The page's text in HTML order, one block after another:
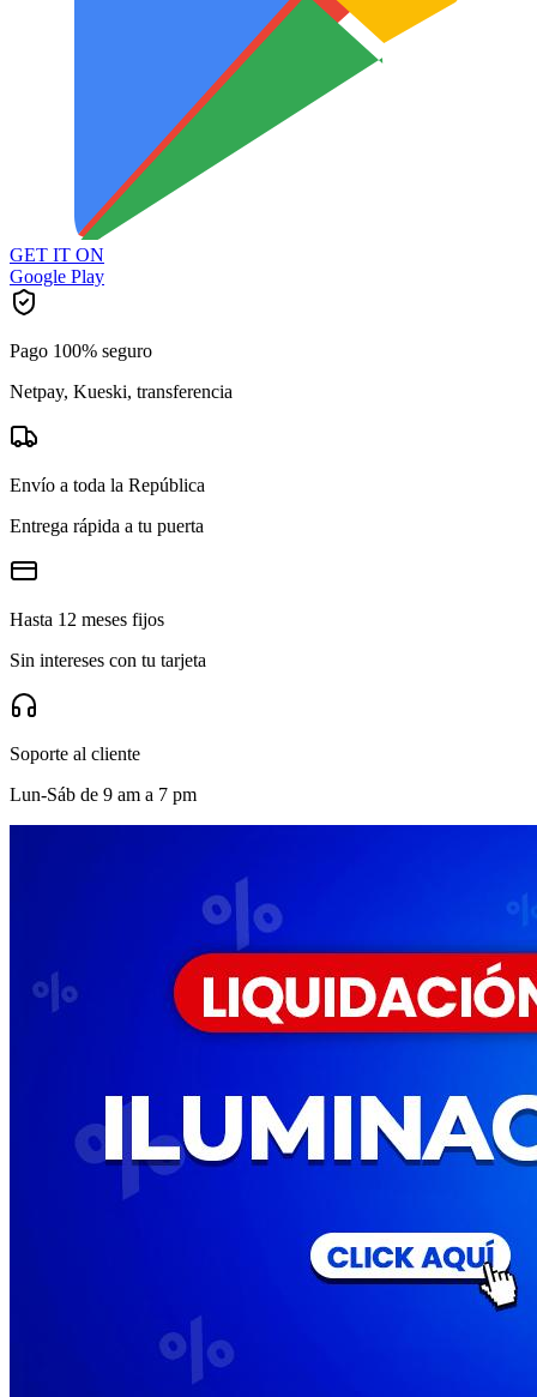
GET IT ON
Google Play
Pago 100% seguro
Netpay, Kueski, transferencia
Envío a toda la República
Entrega rápida a tu puerta
Hasta 12 meses fijos
Sin intereses con tu tarjeta
Soporte al cliente
Lun-Sáb de 9 am a 7 pm